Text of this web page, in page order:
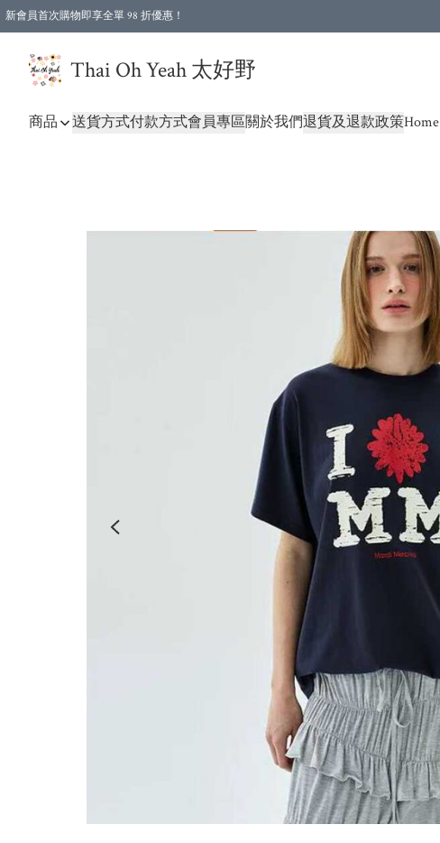
新會員首次購物即享全單 98 折優惠！
Thai Oh Yeah 太好野
商品 送貨方式付款方式會員專區關於我們退貨及退款政策Home